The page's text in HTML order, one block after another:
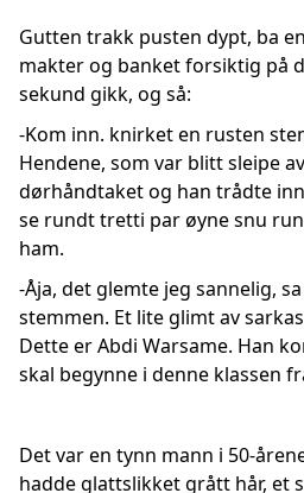
Gutten trakk pusten dypt, ba
makter og banket forsiktig på
sekund gikk, og så:
-Kom inn. knirket en rusten
Hendene, som var blitt sleipe
dørhåndtaket og han trådte
se rundt tretti par øyne snu
ham.
-Åja, det glemte jeg sannelig,
stemmen. Et lite glimt av
Dette er Abdi Warsame. Han
skal begynne i denne klassen
Det var en tynn mann i 50-
hadde glattslikket grått hår, et